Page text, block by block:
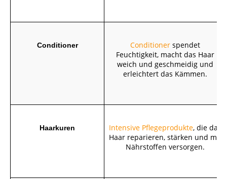
Conditioner Conditionerspendet
Feuchtigkeit, macht das Haar
weich und geschmeidig und
erleichtert das Kämmen.
Haarkuren Intensive Pflegeprodukte, die das
Haar reparieren, stärken und mit
Nährstoffen versorgen.